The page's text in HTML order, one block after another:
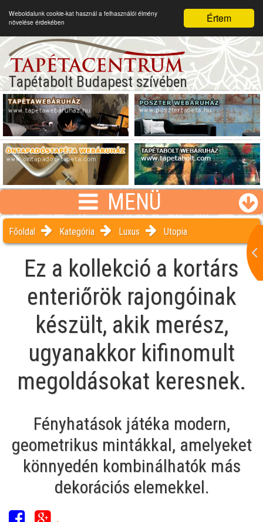
Értem
Weboldalunk cookie-kat használ a felhasználói élmény
növelése érdekében
Tapétabolt Budapest szívében
MENÜ
Főoldal Kategória Luxus Utopia
Ez a kollekció a kortárs
enteriőrök rajongóinak
készült, akik merész,
ugyanakkor kifinomult
megoldásokat keresnek.
Fényhatások játéka modern,
geometrikus mintákkal, amelyeket
könnyedén kombinálhatók más
dekorációs elemekkel.